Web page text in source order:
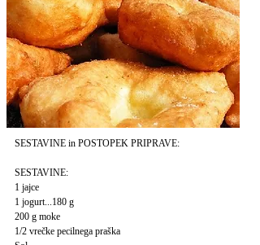
SESTAVINE in POSTOPEK PRIPRAVE:
SESTAVINE:
1 jajce
1 jogurt...180 g
200 g moke
1/2 vrečke pecilnega praška